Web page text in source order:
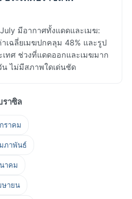
มีอากาศทั้งแดดและเมฆ:
เฉลี่ยเมฆปกคลุม 48% และรูป
ทศ ช่วงที่แดดออกและเมฆมาก
ไม่มีสภาพใดเด่นชัด
ราซิล
ราคม
ภาพันธ์
าคม
ษายน